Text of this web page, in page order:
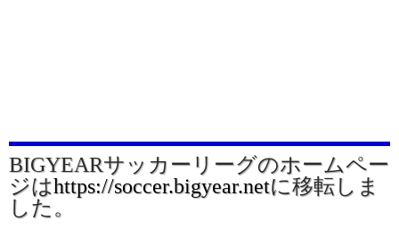
BIGYEARサッカーリーグのホームペー
ジはhttps://soccer.bigyear.netに移転しま
した。